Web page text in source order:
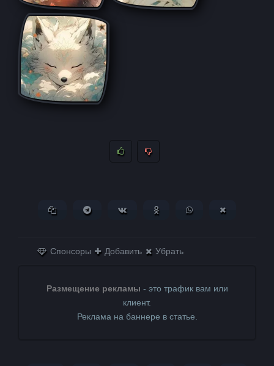
Копировать ссылкуПоделиться в Telegram
Поделиться ВКонтактеПоделиться в
Поделиться в
Спонсоры Добавить Убрать
Размещение рекламы - это трафик вам или
клиент.
Реклама на баннере в статье.